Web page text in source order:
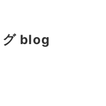
グ blog